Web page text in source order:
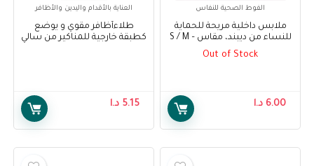
الفوط الصحية للنفاس
ملابس داخلية مريحة للحماية
للنساء من ديبند، مقاس S / M –
Depend Comfort Protect
Out of Stock
6.00 د.ا
العناية بالأقدام واليدين والأظافر
طلاءأظافر مقوي و يوضع
كطبقة خارجية للمناكير من سالي
5.15 د.ا